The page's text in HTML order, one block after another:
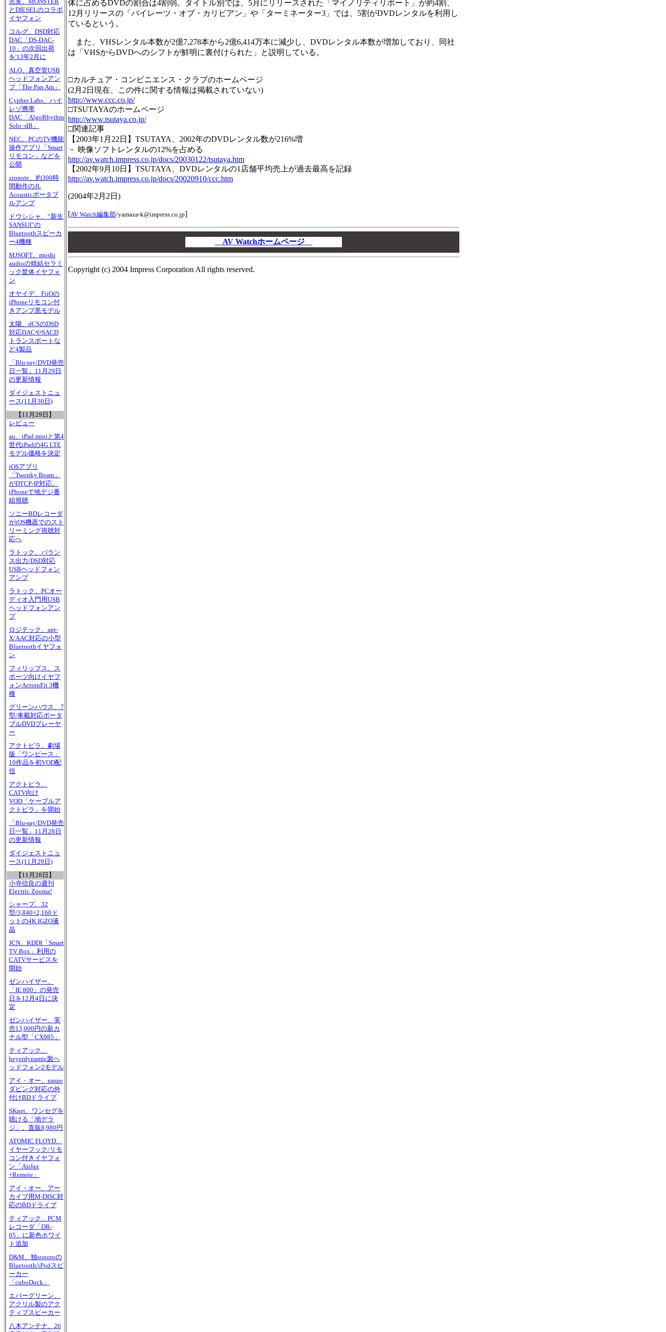
完実、MONSTER
とDIESELのコラボ
イヤフォン
コルグ、DSD対応
DAC「DS-DAC-
10」の次回出荷
を'13年2月に
ALO、真空管USB
ヘッドフォンアン
プ「The Pan Am」
Cypher Labs、ハイ
レゾ携帯
DAC「AlgoRhythm
Solo -dB」
NEC、PCのTV機能
操作アプリ「Smart
リモコン」などを
公開
zionote、約300時
間動作のJL
Acousticポータブ
ルアンプ
ドウシシャ、“新生
SANSUI”の
Bluetoothスピーカ
ー4機種
MJSOFT、moshi
audioの焼結セラミ
ック筐体イヤフォ
ン
オヤイデ、FiiOの
iPhoneリモコン付
きアンプ黒モデル
太陽、dCSのDSD
対応DACやSACD
トランスポートな
ど4製品
「Blu-ray/DVD発売
日一覧」11月29日
の更新情報
ダイジェストニュ
ース(11月30日)
【11月29日】
レビュー
au、iPad miniと第4
世代iPadの4G LTE
モデル価格を決定
iOSアプリ
「Twonky Beam」
がDTCP-IP対応。
iPhoneで地デジ番
組視聴
ソニーBDレコーダ
がiOS機器でのスト
リーミング視聴対
応へ
ラトック、バラン
ス出力/DSD対応
USBヘッドフォン
アンプ
ラトック、PCオー
ディオ入門用USB
ヘッドフォンアン
プ
ロジテック、apt-
X/AAC対応の小型
Bluetoothイヤフォ
ン
フィリップス、ス
ポーツ向けイヤフ
ォンActionFit 3機
種
グリーンハウス、7
型/車載対応ポータ
ブルDVDプレーヤ
ー
アクトビラ、劇場
版「ワンピース」
10作品を初VOD配
信
アクトビラ、
CATV向け
VOD「ケーブルア
クトビラ」を開始
「Blu-ray/DVD発売
日一覧」11月28日
の更新情報
ダイジェストニュ
ース(11月29日)
【11月28日】
小寺信良の週刊
Electric Zooma!
シャープ、32
型/3,840×2,160ド
ットの4K IGZO液
晶
JCN、KDDI「Smart
TV Box」利用の
CATVサービスを
開始
ゼンハイザー、
「IE 800」の発売
日を12月4日に決
定
ゼンハイザー、実
売13,000円の新カ
ナル型「CX985」
ティアック、
beyerdynamic製ヘ
ッドフォン2モデル
アイ・オー、nasne
ダビング対応の外
付けBDドライブ
SKnet、ワンセグを
聴ける「地デラ
ジ」。直販8,980円
ATOMIC FLOYD、
イヤーフック/リモ
コン付きイヤフォ
ン「AirJax
+Remote」
アイ・オー、アー
カイブ用M-DISC対
応のBDドライブ
ティアック、PCM
レコーダ「DR-
05」に新色ホワイ
ト追加
D&M、独sonoroの
Bluetooth/iPodスピ
ーカー
「cuboDock」
エバーグリーン、
アクリル製のアク
ティブスピーカー
八木アンテナ、26
体に占めるDVDの割合は4割弱。タイトル別では、5月にリリースされた「マイノリティリポート」が約4割、
12月リリースの「パイレーツ・オブ・カリビアン」や「ターミネーター3」では、5割がDVDレンタルを利用し
ているという。
また、VHSレンタル本数が2億7,278本から2億6,414万本に減少し、DVDレンタル本数が増加しており、同社
は「VHSからDVDへのシフトが鮮明に裏付けられた」と説明している。
□カルチュア・コンビニエンス・クラブのホームページ
(2月2日現在、この件に関する情報は掲載されていない)
http://www.ccc.co.jp/
□TSUTAYAのホームページ
http://www.tsutaya.co.jp/
□関連記事
【2003年1月22日】TSUTAYA、2002年のDVDレンタル数が216%増
－ 映像ソフトレンタルの12%を占める
http://av.watch.impress.co.jp/docs/20030122/tsutaya.htm
【2002年9月10日】TSUTAYA、DVDレンタルの1店舗平均売上が過去最高を記録
http://av.watch.impress.co.jp/docs/20020910/ccc.htm
(2004年2月2日 )
[AV Watch編集部/yamaza-k@impress.co.jp]
AV Watchホームページ
Copyright (c) 2004 Impress Corporation All rights reserved.